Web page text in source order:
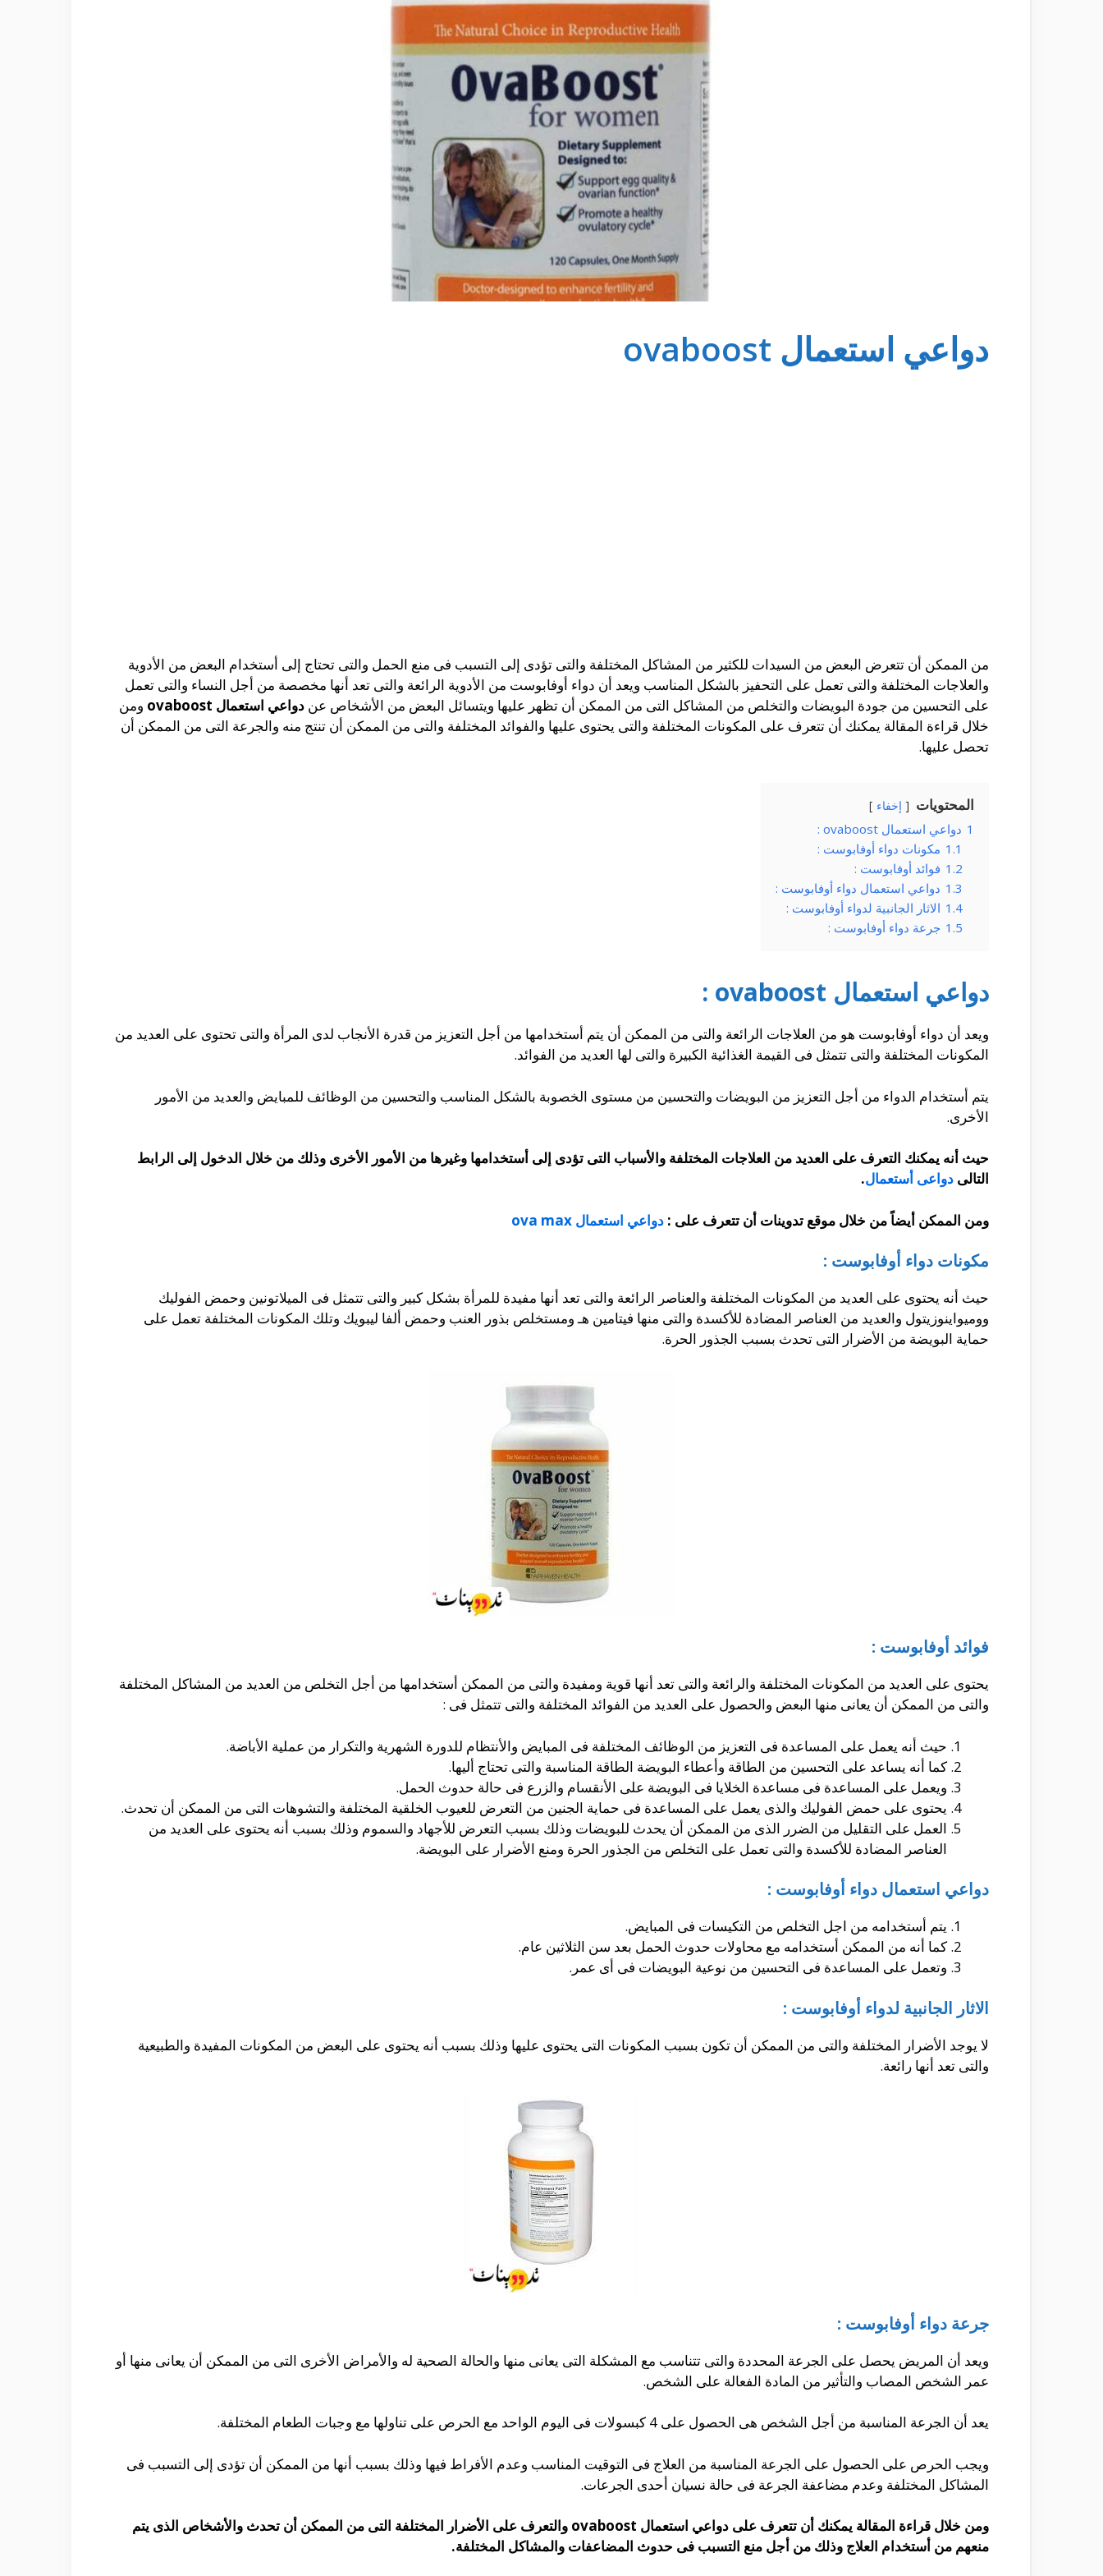
دواعي استعمال ovaboost
من الممكن أن تتعرض البعض من السيدات للكثير من المشاكل المختلفة والتى تؤدى إلى التسبب فى منع الحمل والتى تحتاج إلى أستخدام البعض من الأدوية
والعلاجات المختلفة والتى تعمل على التحفيز بالشكل المناسب ويعد أن دواء أوفابوست من الأدوية الرائعة والتى تعد أنها مخصصة من أجل النساء والتى تعمل
على التحسين من جودة البويضات والتخلص من المشاكل التى من الممكن أن تظهر عليها ويتسائل البعض من الأشخاص عن دواعي استعمال ovaboost
ومن
خلال قراءة المقالة يمكنك أن تتعرف على المكونات المختلفة والتى يحتوى عليها والفوائد المختلفة والتى من الممكن أن تنتج منه والجرعة التى من الممكن أن
تحصل عليها.
المحتويات إخفاء
1 دواعي استعمال ovaboost :
1.1 مكونات دواء أوفابوست :
1.2 فوائد أوفابوست :
1.3 دواعي استعمال دواء أوفابوست :
1.4 الاثار الجانبية لدواء أوفابوست :
1.5 جرعة دواء أوفابوست :
دواعي استعمال ovaboost :
ويعد أن دواء أوفابوست هو من العلاجات الرائعة والتى من الممكن أن يتم أستخدامها من أجل التعزيز من قدرة الأنجاب لدى المرأة والتى تحتوى على العديد من
المكونات المختلفة والتى تتمثل فى القيمة الغذائية الكبيرة والتى لها العديد من الفوائد.
يتم أستخدام الدواء من أجل التعزيز من البويضات والتحسين من مستوى الخصوبة بالشكل المناسب والتحسين من الوظائف للمبايض والعديد من الأمور
الأخرى.
حيث أنه يمكنك التعرف على العديد من العلاجات المختلفة والأسباب التى تؤدى إلى أستخدامها وغيرها من الأمور الأخرى وذلك من خلال الدخول إلى الرابط
التالى دواعى أستعمال.
ومن الممكن أيضاً من خلال موقع تدوينات أن تتعرف على : دواعي استعمال ova max
مكونات دواء أوفابوست :
حيث أنه يحتوى على العديد من المكونات المختلفة والعناصر الرائعة والتى تعد أنها مفيدة للمرأة بشكل كبير والتى تتمثل فى الميلاتونين وحمض الفوليك
ووميواينوزيتول والعديد من العناصر المضادة للأكسدة والتى منها فيتامين هـ ومستخلص بذور العنب وحمض ألفا ليبويك وتلك المكونات المختلفة تعمل على
حماية البويضة من الأضرار التى تحدث بسبب الجذور الحرة.
فوائد أوفابوست :
يحتوى على العديد من المكونات المختلفة والرائعة والتى تعد أنها قوية ومفيدة والتى من الممكن أستخدامها من أجل التخلص من العديد من المشاكل المختلفة
والتى من الممكن أن يعانى منها البعض والحصول على العديد من الفوائد المختلفة والتى تتمثل فى :
حيث أنه يعمل على المساعدة فى التعزيز من الوظائف المختلفة فى المبايض والأنتظام للدورة الشهرية والتكرار من عملية الأباضة.
كما أنه يساعد على التحسين من الطاقة وأعطاء البويضة الطاقة المناسبة والتى تحتاج أليها.
ويعمل على المساعدة فى مساعدة الخلايا فى البويضة على الأنقسام والزرع فى حالة حدوث الحمل.
يحتوى على حمض الفوليك والذى يعمل على المساعدة فى حماية الجنين من التعرض للعيوب الخلقية المختلفة والتشوهات التى من الممكن أن تحدث.
العمل على التقليل من الضرر الذى من الممكن أن يحدث للبويضات وذلك بسبب التعرض للأجهاد والسموم وذلك بسبب أنه يحتوى على العديد من
العناصر المضادة للأكسدة والتى تعمل على التخلص من الجذور الحرة ومنع الأضرار على البويضة.
دواعي استعمال دواء أوفابوست :
يتم أستخدامه من اجل التخلص من التكيسات فى المبايض.
كما أنه من الممكن أستخدامه مع محاولات حدوث الحمل بعد سن الثلاثين عام.
وتعمل على المساعدة فى التحسين من نوعية البويضات فى أى عمر.
الاثار الجانبية لدواء أوفابوست :
لا يوجد الأضرار المختلفة والتى من الممكن أن تكون بسبب المكونات التى يحتوى عليها وذلك بسبب أنه يحتوى على البعض من المكونات المفيدة والطبيعية
والتى تعد أنها رائعة.
جرعة دواء أوفابوست :
ويعد أن المريض يحصل على الجرعة المحددة والتى تتناسب مع المشكلة التى يعانى منها والحالة الصحية له والأمراض الأخرى التى من الممكن أن يعانى منها أو
عمر الشخص المصاب والتأثير من المادة الفعالة على الشخص.
يعد أن الجرعة المناسبة من أجل الشخص هى الحصول على 4 كبسولات فى اليوم الواحد مع الحرص على تناولها مع وجبات الطعام المختلفة.
ويجب الحرص على الحصول على الجرعة المناسبة من العلاج فى التوقيت المناسب وعدم الأفراط فيها وذلك بسبب أنها من الممكن أن تؤدى إلى التسبب فى
المشاكل المختلفة وعدم مضاعفة الجرعة فى حالة نسيان أحدى الجرعات.
ومن خلال قراءة المقالة يمكنك أن تتعرف على دواعي استعمال ovaboost
والتعرف على الأضرار المختلفة التى من الممكن أن تحدث والأشخاص الذى يتم
منعهم من أستخدام العلاج وذلك من أجل منع التسبب فى حدوث المضاعفات والمشاكل المختلفة.